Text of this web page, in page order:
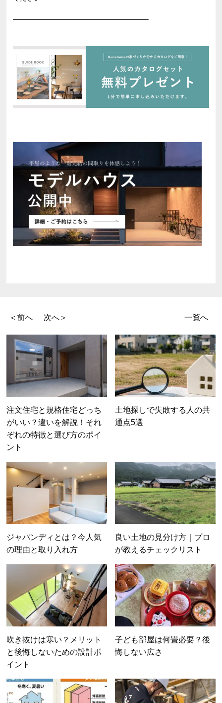
———————————————————–
＜前へ 次へ＞ 一覧へ
注文住宅と規格住宅どっち
がいい？違いを解説！それ
ぞれの特徴と選び方のポイ
ント
土地探しで失敗する人の共
通点5選
ジャパンディとは？今人気
の理由と取り入れ方
良い土地の見分け方｜プロ
が教えるチェックリスト
吹き抜けは寒い？メリット
と後悔しないための設計ポ
イント
子ども部屋は何畳必要？後
悔しない広さ